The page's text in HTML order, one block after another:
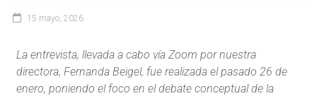
15 mayo, 2026
La entrevista, llevada a cabo vía Zoom por nuestra
directora, Fernanda Beigel, fue realizada el pasado 26 de
enero, poniendo el foco en el debate conceptual de la